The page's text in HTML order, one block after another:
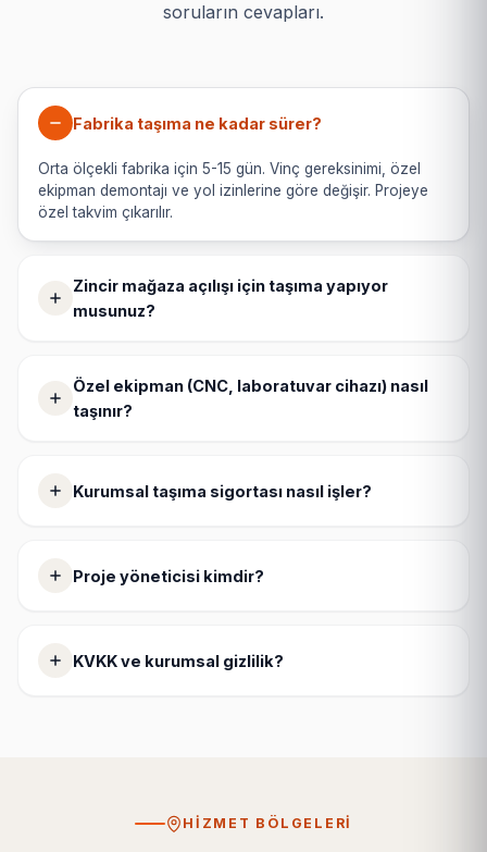
soruların cevapları.
Fabrika taşıma ne kadar sürer?
Orta ölçekli fabrika için 5-15 gün. Vinç gereksinimi, özel
ekipman demontajı ve yol izinlerine göre değişir. Projeye
özel takvim çıkarılır.
Zincir mağaza açılışı için taşıma yapıyor
musunuz?
Özel ekipman (CNC, laboratuvar cihazı) nasıl
taşınır?
Kurumsal taşıma sigortası nasıl işler?
Proje yöneticisi kimdir?
KVKK ve kurumsal gizlilik?
HIZMET BÖLGELERI